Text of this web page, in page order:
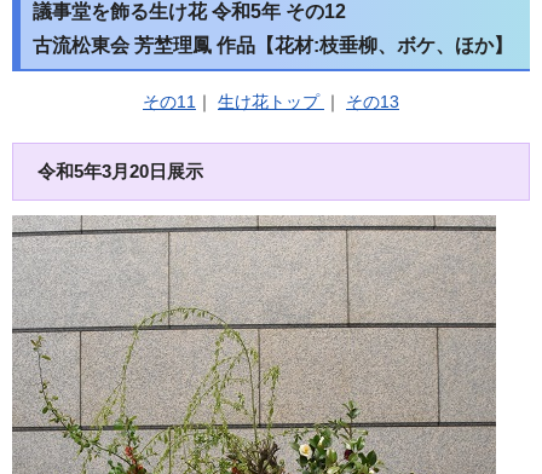
議事堂を飾る生け花 令和5年 その12
古流松東会 芳埜理鳳 作品【花材:枝垂柳、ボケ、ほか】
その11 ｜ 生け花トップ ｜ その13
令和5年3月20日展示